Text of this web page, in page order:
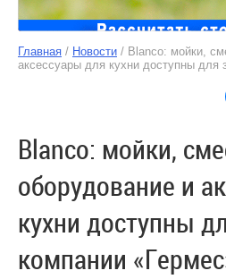
Главная / Новости / Blanco: мойки,
аксессуары для кухни доступны для
Blanco: мойки,
оборудование и
кухни доступны
компании